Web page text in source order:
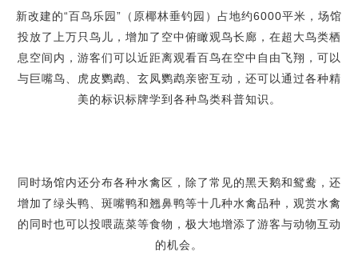
新改建的“百鸟乐园”（原椰林垂钓园）占地约6000平米，场馆
投放了上万只鸟儿，增加了空中俯瞰观鸟长廊，在超大鸟类栖
息空间内，游客们可以近距离观看百鸟在空中自由飞翔，可以
与巨嘴鸟、虎皮鹦鹉、玄凤鹦鹉亲密互动，还可以通过各种精
美的标识标牌学到各种鸟类科普知识。
同时场馆内还分布各种水禽区，除了常见的黑天鹅和鸳鸯，还
增加了绿头鸭、斑嘴鸭和翘鼻鸭等十几种水禽品种，观赏水禽
的同时也可以投喂蔬菜等食物，极大地增添了游客与动物互动
的机会。